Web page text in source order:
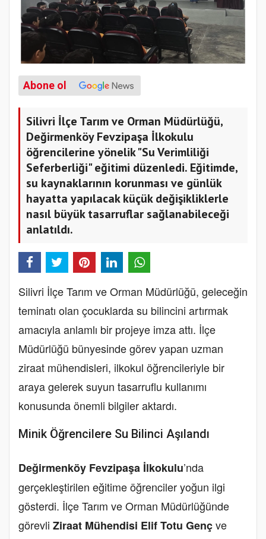
Abone ol
Silivri İlçe Tarım ve Orman Müdürlüğü,
Değirmenköy Fevzipaşa İlkokulu
öğrencilerine yönelik "Su Verimliliği
Seferberliği" eğitimi düzenledi. Eğitimde,
su kaynaklarının korunması ve günlük
hayatta yapılacak küçük değişikliklerle
nasıl büyük tasarruflar sağlanabileceği
anlatıldı.
Silivri İlçe Tarım ve Orman Müdürlüğü, geleceğin
teminatı olan çocuklarda su bilincini artırmak
amacıyla anlamlı bir projeye imza attı. İlçe
Müdürlüğü bünyesinde görev yapan uzman
ziraat mühendisleri, ilkokul öğrencileriyle bir
araya gelerek suyun tasarruflu kullanımı
konusunda önemli bilgiler aktardı.
Minik Öğrencilere Su Bilinci Aşılandı
Değirmenköy Fevzipaşa İlkokulu’nda
gerçekleştirilen eğitime öğrenciler yoğun ilgi
gösterdi. İlçe Tarım ve Orman Müdürlüğünde
görevli Ziraat Mühendisi Elif Totu Gençve